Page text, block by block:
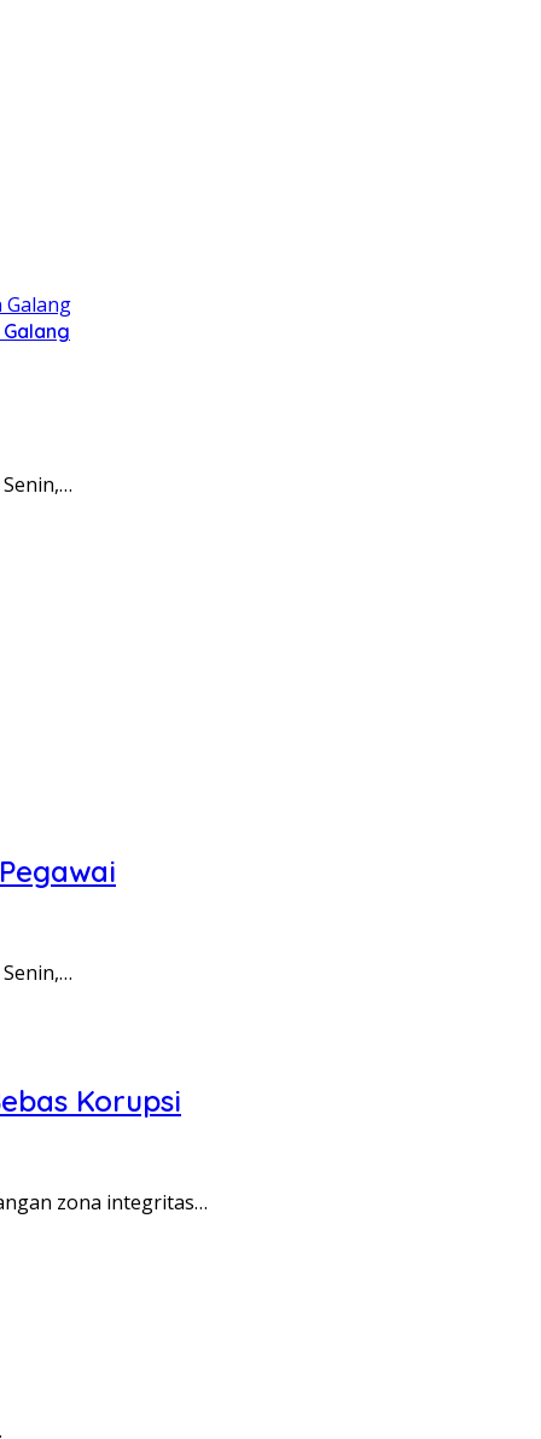
Korupsi
zona integritas…